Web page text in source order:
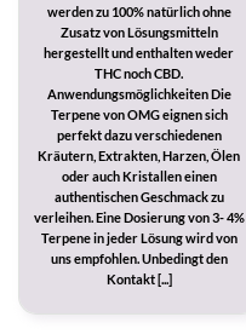
werden zu 100% natürlich ohne
Zusatz von Lösungsmitteln
hergestellt und enthalten weder
THC noch CBD.
Anwendungsmöglichkeiten Die
Terpene von OMG eignen sich
perfekt dazu verschiedenen
Kräutern, Extrakten, Harzen, Ölen
oder auch Kristallen einen
authentischen Geschmack zu
verleihen. Eine Dosierung von 3- 4%
Terpene in jeder Lösung wird von
uns empfohlen. Unbedingt den
Kontakt [...]